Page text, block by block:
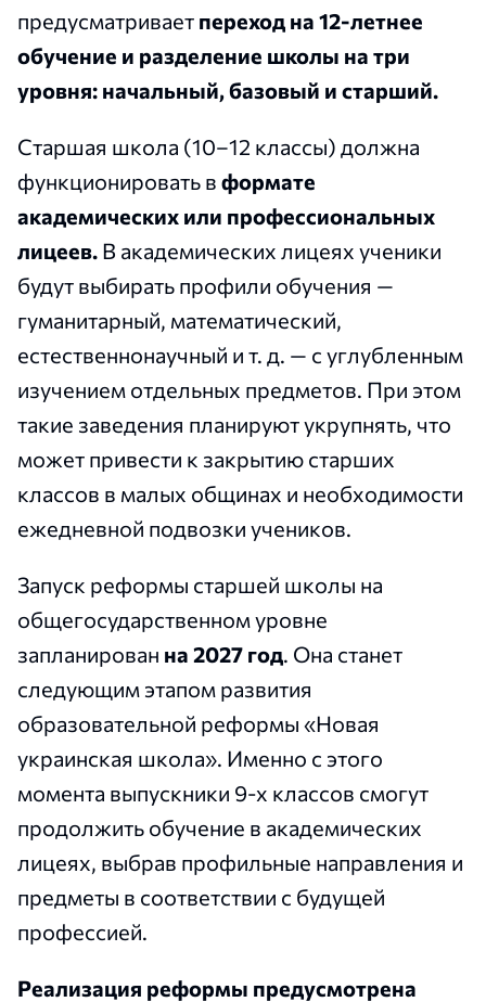
предусматривает переход на 12-летнее
обучение и разделение школы на три
уровня: начальный, базовый и старший.
Старшая школа (10–12 классы) должна
функционировать в формате
академических или профессиональных
лицеев. В академических лицеях ученики
будут выбирать профили обучения —
гуманитарный, математический,
естественнонаучный и т. д. — с углубленным
изучением отдельных предметов. При этом
такие заведения планируют укрупнять, что
может привести к закрытию старших
классов в малых общинах и необходимости
ежедневной подвозки учеников.
Запуск реформы старшей школы на
общегосударственном уровне
запланирован на 2027 год. Она станет
следующим этапом развития
образовательной реформы «Новая
украинская школа». Именно с этого
момента выпускники 9-х классов смогут
продолжить обучение в академических
лицеях, выбрав профильные направления и
предметы в соответствии с будущей
профессией.
Реализация реформы предусмотрена